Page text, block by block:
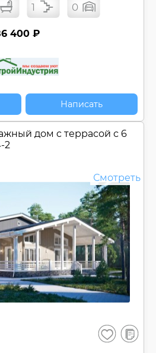
1 0
400 ₽
Написать
дом c террасой с 6
2
Смотреть
Сохранить
В